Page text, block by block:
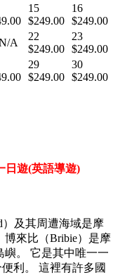
15
$249.00
16
$249.00
A
22
$249.00
23
$249.00
29
$249.00
30
$249.00
日遊(英語導遊)
）及其周遭海域是摩
博來比（Bribie）是摩
嶼。 它是其中唯一一
利。
這裡有許多國